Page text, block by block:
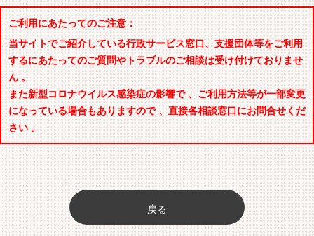
ご利用にあたってのご注意：
当サイトでご紹介している行政サービス窓口、支援団体等をご利用
するにあたってのご質問やトラブルのご相談は受け付けておりませ
ん 。
また新型コロナウイルス感染症の影響で 、ご利用方法等が一部変更
になっている場合もありますので 、直接各相談窓口にお問合せくだ
さい 。
戻る